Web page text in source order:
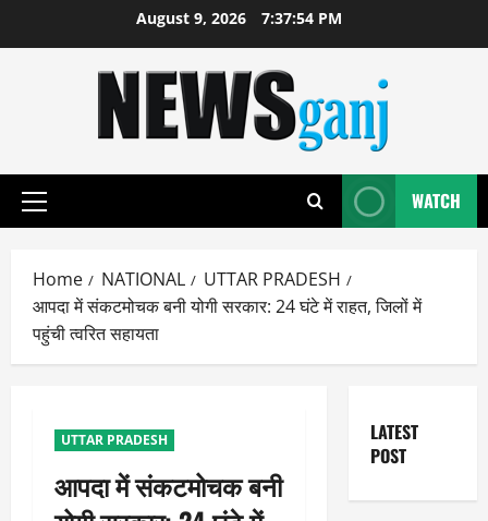
August 9, 2026 7:37:54 PM
Primary
WATCH
Home NATIONAL
UTTAR PRADESH
आपदा में संकटमोचक बनी योगी सरकार: 24 घंटे में राहत, जिलों में
पहुंची त्वरित सहायता
UTTAR PRADESH
आपदा में संकटमोचक बनी
LATEST
POST